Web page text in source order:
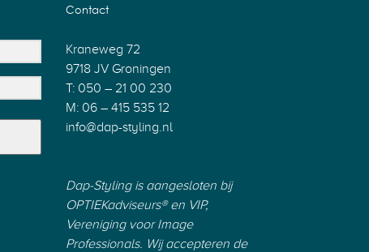
Contact
Kraneweg 72
9718 JV Groningen
T: 050 – 21 00 230
M: 06 – 415 535 12
info@dap-styling.nl
Dap-Styling is aangesloten bij
OPTIEKadviseurs®enVIP,
Vereniging voor Image
Professionals. Wij accepteren de